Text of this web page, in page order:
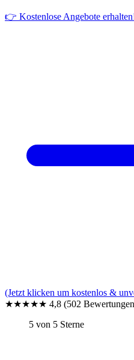
👉 Kostenlose Angebote
(Jetzt klicken um kostenlos &
★★★★★ 4,8 (502
5 von 5 Sterne